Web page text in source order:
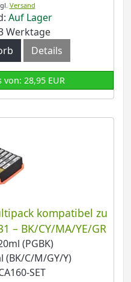
Versand
Auf Lager
Werktage
Details
28,95 EUR
kompatibel zu
– BK/CY/MA/YE/GR
(PGBK)
(BK/C/M/GY/Y)
SET